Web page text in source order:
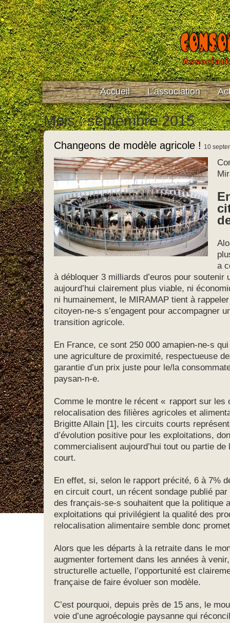
Accueil L’association
Mois : septembre 2015
Changeons de modèle agricole ! 10
a
à débloquer 3 milliards d’euros pour soutenir
aujourd’hui clairement plus viable, ni
ni humainement, le MIRAMAP tient à
citoyen-ne-s s’engagent pour accompagner
transition agricole.
En France, ce sont 250 000 amapien-ne-s
une agriculture de proximité, respectueuse
garantie d’un prix juste pour le/la
paysan-n-e.
Comme le montre le récent « rapport sur les
relocalisation des filières agricoles et
Brigitte Allain [1], les circuits courts
d’évolution positive pour les exploitations,
commercialisent aujourd’hui tout ou partie
court.
En effet, si, selon le rapport précité, 6 à 7%
en circuit court, un récent sondage publié
des français-se-s souhaitent que la politique
exploitations qui privilégient la qualité des
relocalisation alimentaire semble donc
Alors que les départs à la retraite dans le
augmenter fortement dans les années à
structurelle actuelle, l’opportunité est
française de faire évoluer son modèle.
C’est pourquoi, depuis près de 15 ans, le
voie d’une agroécologie paysanne qui